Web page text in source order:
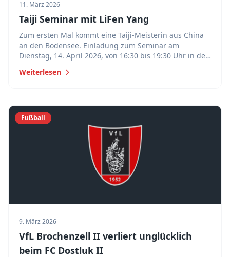
11. März 2026
Taiji Seminar mit LiFen Yang
Zum ersten Mal kommt eine Taiji-Meisterin aus China
an den Bodensee. Einladung zum Seminar am
Dienstag, 14. April 2026, von 16:30 bis 19:30 Uhr in der
Weiterlesen
Fußball
9. März 2026
VfL Brochenzell II verliert unglücklich
beim FC Dostluk II